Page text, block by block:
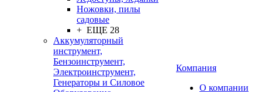
Ножовки, пилы
садовые
+ ЕЩЕ 28
Аккумуляторный
инструмент,
Бензоинструмент,
Электроинструмент,
Генераторы и Силовое
Компания
О компании